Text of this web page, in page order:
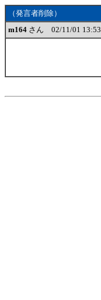
（発言者削除）
m164 さん 02/11/01 13:53